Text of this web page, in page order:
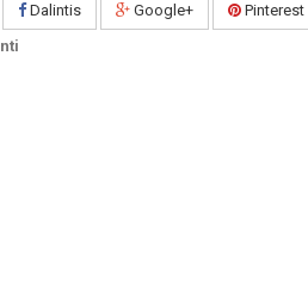
Dalintis Google+
Pinterest